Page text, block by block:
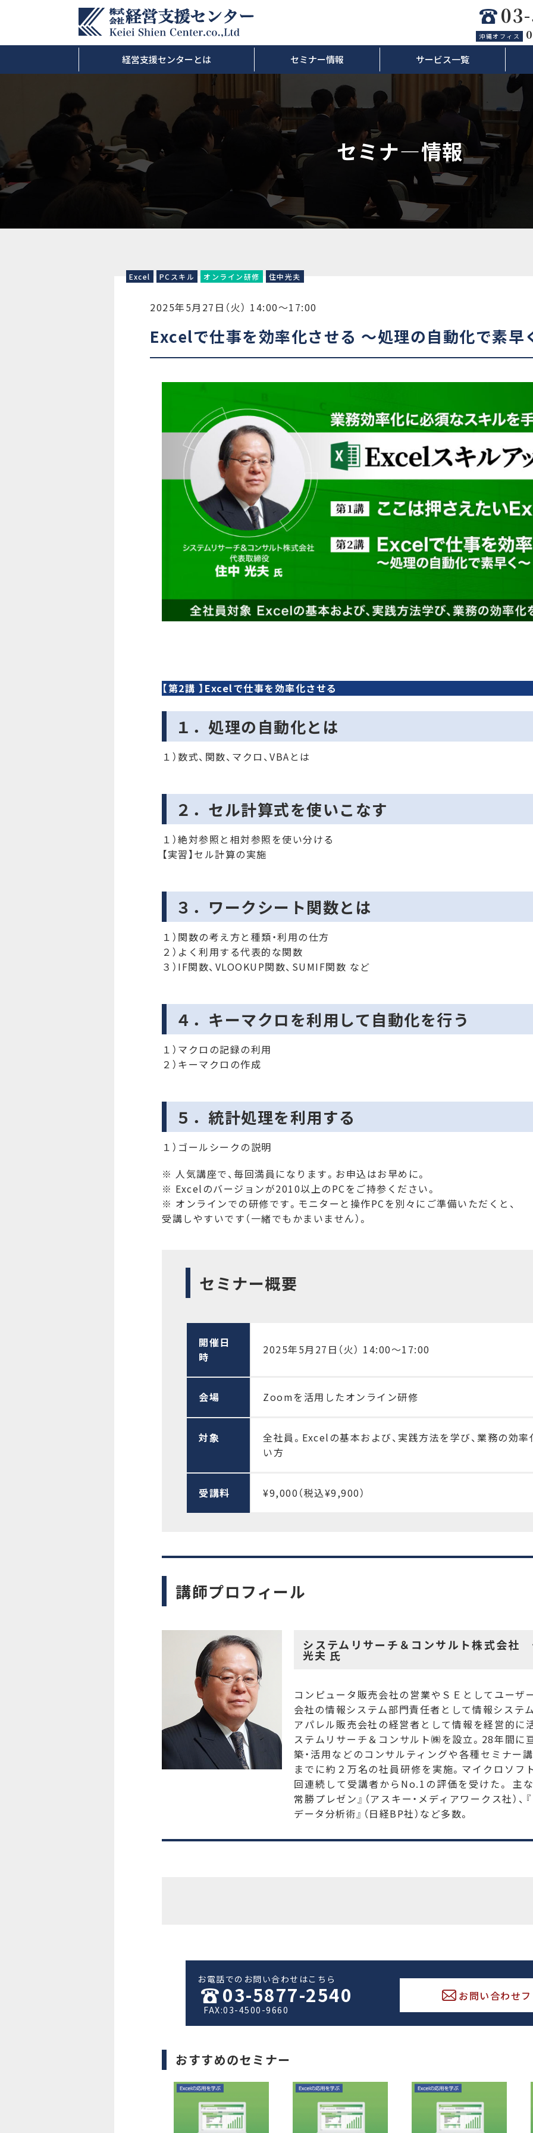
沖縄オフィス
経営支援センターとは セミナー情報 サービス一覧
セミナ―情報
Excel PCスキル オンライン研修 住中光夫
2025年5月27日（火） 14:00〜17:00
Excelで仕事を効率化させる ～処理の自動化で素早
【第2講 】Excelで仕事を効率化させる
１．処理の自動化とは
１）数式、関数、マクロ、VBAとは
２．セル計算式を使いこなす
１）絶対参照と相対参照を使い分ける
【実習】セル計算の実施
３．ワークシート関数とは
１）関数の考え方と種類・利用の仕方
２）よく利用する代表的な関数
３）IF関数、VLOOKUP関数、SUMIF関数 など
４．キーマクロを利用して自動化を行う
１）マクロの記録の利用
２）キーマクロの作成
５．統計処理を利用する
１）ゴールシークの説明
※ 人気講座で、毎回満員になります。お申込はお早めに。
※ Excelのバージョンが2010以上のPCをご持参ください。
※ オンラインでの研修です。モニターと操作PCを別々にご準備いただくと、
受講しやすいです（一緒でもかまいません）。
セミナー概要
開催日
時
2025年5月27日（火） 14:00〜17:00
会場 Zoomを活用したオンライン研修
対象
全社員。Excelの基本および、実践方法を学び、業務の効
い方
受講料 ¥9,000（税込¥9,900）
講師プロフィール
システムリサーチ＆コンサルト株式会
光夫 氏
コンピュータ販売会社の営業やＳＥとしてユーザ
会社の情報システム部門責任者として情報システ
アパレル販売会社の経営者として情報を経営的に
ステムリサーチ＆コンサルト㈱を設立。28年間に
築・活用などのコンサルティングや各種セミナー
までに約２万名の社員研修を実施。マイクロソフ
回連続して受講者からNo.1の評価を受けた。 主
常勝プレゼン』（アスキー・メディアワークス社）
データ分析術』（日経BP社）など多数。
お電話でのお問い合わせはこちら
03-5877-2540
FAX:03-4500-9660
お問い合わせ
おすすめのセミナー